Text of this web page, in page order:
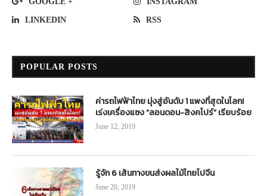
LINKEDIN RSS
POPULAR POSTS
ค่ารถไฟฟ้าไทย มุ่งสู่อันดับ 1 แพงที่สุดในโลก!
เร่งเครื่องแซง “ลอนดอน-สิงคโปร์” เรียบร้อย
June 12, 2019
รู้จัก 6 เส้นทางขนส่งผลไม้ไทยไปจีน
June 20, 2019